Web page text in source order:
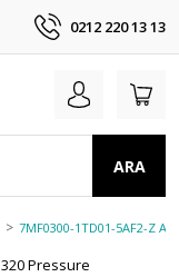
0212 220 13 13
ARA
7MF0300-1TD01-5AF2-Z